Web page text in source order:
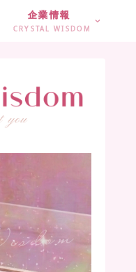
企業情報
CRYSTAL WISDOM